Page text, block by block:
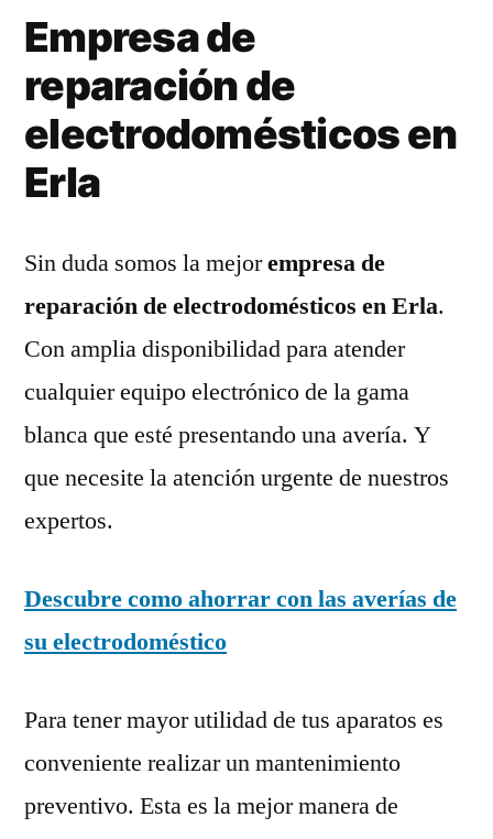
Empresa de
reparación de
electrodomésticos en
Erla
Sin duda somos la mejorempresa de
reparación de electrodomésticos en Erla.
Con amplia disponibilidad para atender
cualquier equipo electrónico de la gama
blanca que esté presentando una avería. Y
que necesite la atención urgente de nuestros
expertos.
Descubre como ahorrar con las averías de
su electrodoméstico
Para tener mayor utilidad de tus aparatos es
conveniente realizar un mantenimiento
preventivo. Esta es la mejor manera de